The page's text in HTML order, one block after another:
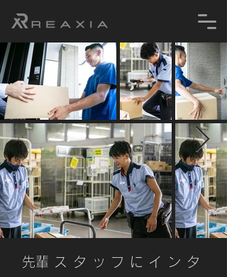
​先輩スタッフにインタ